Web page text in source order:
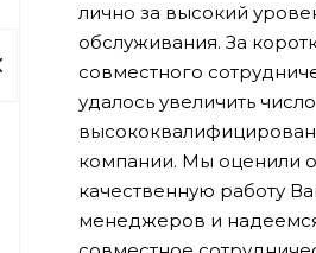
лично за высокий
обслуживания. За
совместного
удалось увеличить число
компании. Мы оценили
качественную работу
менеджеров и